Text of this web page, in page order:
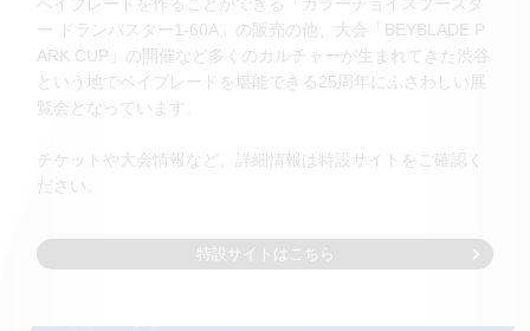
ー ドランバスター1-60A」の販売の他、大会「BEYBLADE P
ARK CUP」の開催など多くのカルチャーが生まれてきた渋谷
という地でベイブレードを堪能できる25周年にふさわしい展
覧会となっています。
チケットや大会情報など、詳細情報は特設サイトをご確認く
ださい。
特設サイトはこちら